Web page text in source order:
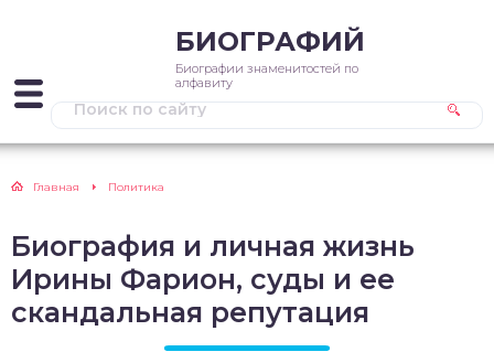
БИОГРАФИЙ
Биографии знаменитостей по
алфавиту
Главная Политика
Биография и личная жизнь
Ирины Фарион, суды и ее
скандальная репутация